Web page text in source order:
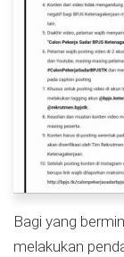
Bagi yang
melakukan